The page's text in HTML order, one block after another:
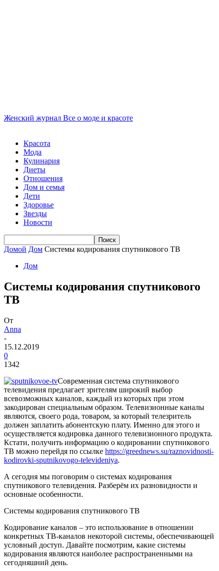
Женский журнал Все о моде и красоте
Красота
Мода
Кулинария
Диеты
Отношения
Дом и семья
Дети
Здоровье
Звезды
Новости
Домой Дом Системы кодирования спутникового ТВ
Дом
Системы кодирования спутникового
ТВ
От
Anna
-
15.12.2019
0
1342
Современная система спутникового
телевидения предлагает зрителям широкий выбор
всевозможных каналов, каждый из которых при этом
закодирован специальным образом. Телевизионные каналы
являются, своего рода, товаром, за который телезритель
должен заплатить абонентскую плату. Именно для этого и
осуществляется кодировка данного телевизионного продукта.
Кстати, получить информацию о кодировании спутникового
ТВ можно перейдя по ссылке https://greednews.su/raznovidnosti-
kodirovki-sputnikovogo-televideniya.
А сегодня мы поговорим о системах кодирования
спутникового телевидения. Разберём их разновидности и
основные особенности.
Системы кодирования спутникового ТВ
Кодирование каналов – это использование в отношении
конкретных ТВ-каналов некоторой системы, обеспечивающей
условный доступ. Давайте посмотрим, какие системы
кодирования являются наиболее распространенными на
сегодняшний день.